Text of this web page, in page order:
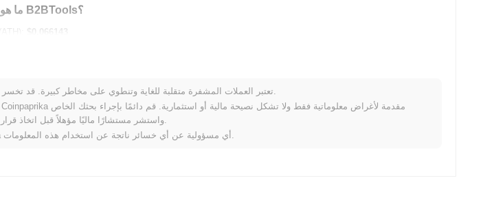
ما هو تاريخ نطاق السعر لـ B2BTools؟
أعلى سعر على الإطلاق (ATH):
$0.066143
كيف يعمل B2BTools مقارنة بسوق العملات المشفرة الأوسع؟
، متأخرًا عن سوق العملات المشفرة بشكل عام الذي سجل مكاسب0.02%
. يشير هذا إلى
تعتبر العملات المشفرة متقلبة للغاية وتنطوي على مخاطر كبيرة. قد تخسر جزءًا أو كل استثمارك.